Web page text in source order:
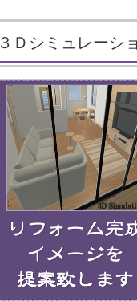
３Ｄシミュレーシ